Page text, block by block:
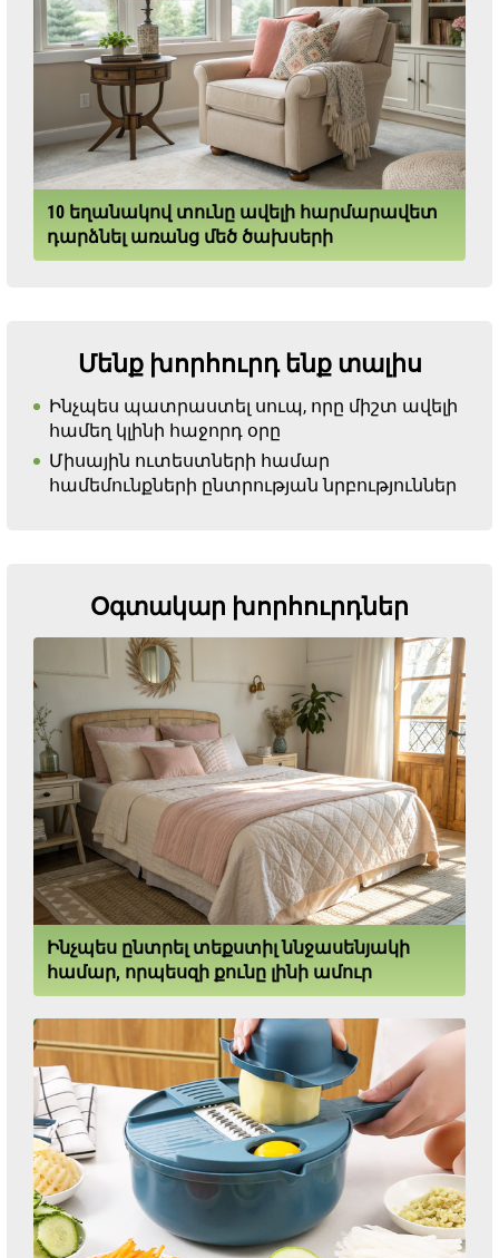
10 եղանակով տունը ավելի հարմարավետ
դարձնել առանց մեծ ծախսերի
Մենք խորհուրդ ենք տալիս
Ինչպես պատրաստել սուպ, որը միշտ ավելի
համեղ կլինի հաջորդ օրը
Միսային ուտեստների համար
համեմունքների ընտրության նրբություններ
Օգտակար խորհուրդներ
Ինչպես ընտրել տեքստիլ ննջասենյակի
համար, որպեսզի քունը լինի ամուր